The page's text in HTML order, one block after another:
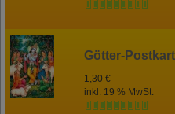
Götter-
1,30 €
inkl. 19 % MwSt.